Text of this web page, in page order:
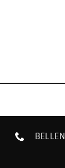
BELLEN